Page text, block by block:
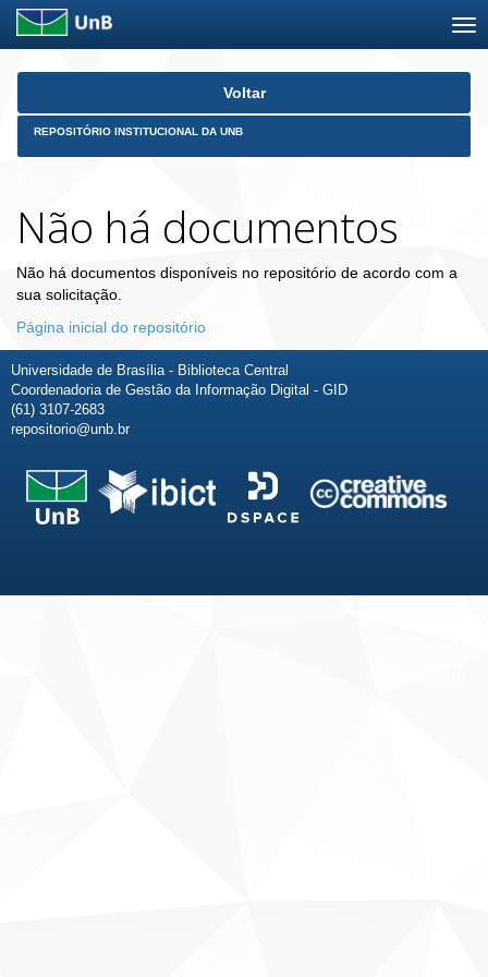
Skip
Voltar
REPOSITÓRIO INSTITUCIONAL DA UNB
Não há documentos
Não há documentos disponíveis no repositório de acordo com a
sua solicitação.
Página inicial do repositório
Universidade de Brasília - Biblioteca Central
Coordenadoria de Gestão da Informação Digital - GID
(61) 3107-2683
repositorio@unb.br